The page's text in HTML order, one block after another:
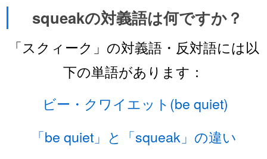
squeakの対義語は何ですか？
「スクィーク」の対義語・反対語には以
下の単語があります：
ビー・クワイエット(be quiet)
「be quiet」と「squeak」の違い